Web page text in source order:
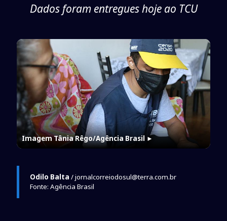
Dados foram entregues hoje ao TCU
Imagem Tânia Rêgo/Agência Brasil ►
Odilo Balta / jornalcorreiodosul@terra.com.br
Fonte: Agência Brasil